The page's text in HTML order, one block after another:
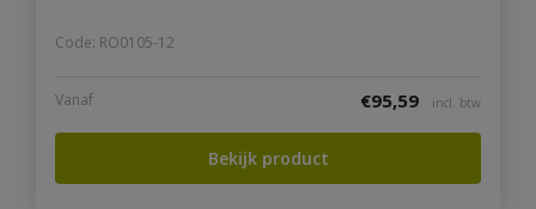
Code: RO0105-12
Vanaf €95,59 incl. btw
Bekijk product